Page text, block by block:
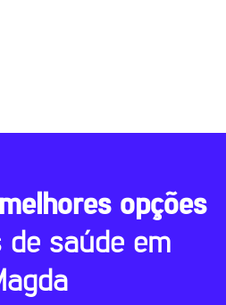
opções
de saúde em